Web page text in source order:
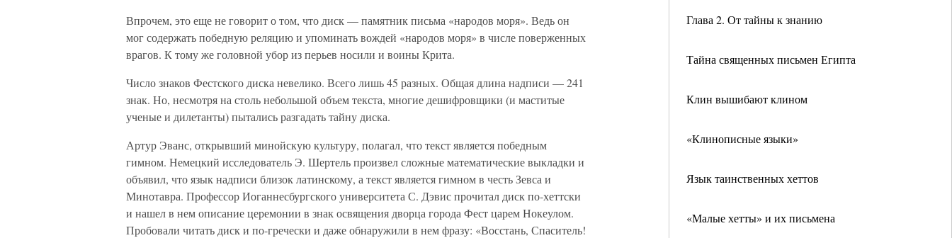
Глава 2. От тайны к знанию
Тайна священных письмен Египта
Клин вышибают клином
«Клинописные языки»
Язык таинственных хеттов
«Малые хетты» и их письмена
Впрочем, это еще не говорит о том, что диск — памятник письма «народов моря». Ведь он
мог содержать победную реляцию и упоминать вождей «народов моря» в числе поверженных
врагов. К тому же головной убор из перьев носили и воины Крита.
Число знаков Фестского диска невелико. Всего лишь 45 разных. Общая длина надписи — 241
знак. Но, несмотря на столь небольшой объем текста, многие дешифровщики (и маститые
ученые и дилетанты) пытались разгадать тайну диска.
Артур Эванс, открывший минойскую культуру, полагал, что текст является победным
гимном. Немецкий исследователь Э. Шертель произвел сложные математические выкладки и
объявил, что язык надписи близок латинскому, а текст является гимном в честь Зевса и
Минотавра. Профессор Иоганнесбургского университета С. Дэвис прочитал диск по-хеттски
и нашел в нем описание церемонии в знак освящения дворца города Фест царем Нокеулом.
Пробовали читать диск и по-гречески и даже обнаружили в нем фразу: «Восстань, Спаситель!